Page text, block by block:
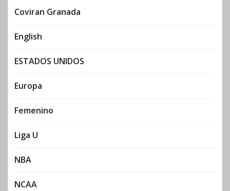
Coviran Granada
English
ESTADOS UNIDOS
Europa
Femenino
Liga U
NBA
NCAA